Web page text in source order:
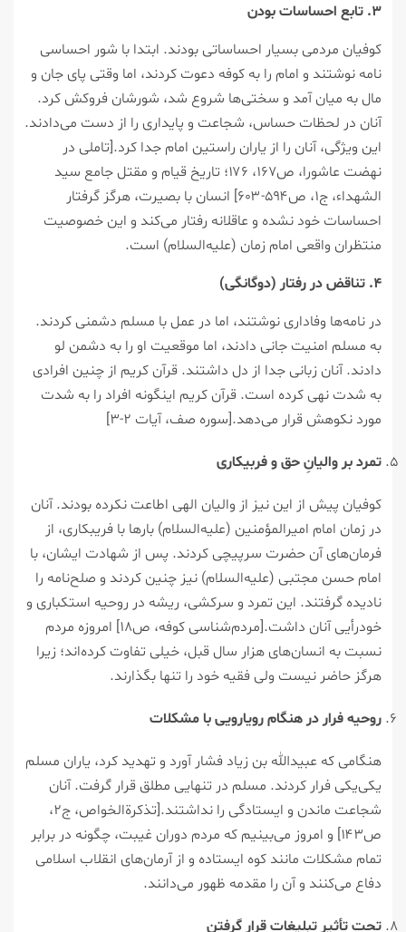
۳. تابع احساسات بودن
کوفیان مردمی بسیار احساساتی بودند. ابتدا با شور احساسی
نامه نوشتند و امام را به کوفه دعوت کردند، اما وقتی پای جان و
مال به میان آمد و سختی‌ها شروع شد، شورشان فروکش کرد.
آنان در لحظات حساس، شجاعت و پایداری را از دست می‌دادند.
این ویژگی، آنان را از یاران راستین امام جدا کرد.[تاملی در
نهضت عاشورا، ص۱۶۷، ۱۷۶؛ تاریخ قیام و مقتل جامع سید
الشهداء، ج۱، ص۵۹۴-۶۰۳] انسان با بصیرت، هرگز گرفتار
احساسات خود نشده و عاقلانه رفتار می‌کند و این خصوصیت
منتظران واقعی امام زمان (علیه‌السلام) است.
۴. تناقض در رفتار (دوگانگی)
در نامه‌ها وفاداری نوشتند، اما در عمل با مسلم دشمنی کردند.
به مسلم امنیت جانی دادند، اما موقعیت او را به دشمن لو
دادند. آنان زبانی جدا از دل داشتند. قرآن کریم از چنین افرادی
به شدت نهی کرده است. قرآن کریم اینگونه افراد را به شدت
مورد نکوهش قرار می‌دهد.[سوره صف، آیات ۲-۳]
تمرد بر والیانِ حق و فربیکاری
کوفیان پیش از این نیز از والیان الهی اطاعت نکرده بودند. آنان
در زمان امام امیرالمؤمنین (علیه‌السلام) بارها با فریبکاری، از
فرمان‌های آن حضرت سرپیچی کردند. پس از شهادت ایشان، با
امام حسن مجتبی (علیه‌السلام) نیز چنین کردند و صلح‌نامه را
نادیده گرفتند. این تمرد و سرکشی، ریشه در روحیه استکباری و
خودرأیی آنان داشت.[مردم‌شناسی کوفه، ص۱۸] امروزه مردم
نسبت به انسان‌های هزار سال قبل، خیلی تفاوت کرده‌اند؛ زیرا
هرگز حاضر نیست ولی فقیه خود را تنها بگذارند.
روحیه فرار در هنگام رویارویی با مشکلات
هنگامی که عبیدالله بن زیاد فشار آورد و تهدید کرد، یاران مسلم
یکی‌یکی فرار کردند. مسلم در تنهایی مطلق قرار گرفت. آنان
شجاعت ماندن و ایستادگی را نداشتند.[تذکرةالخواص، ج۲،
ص۱۴۳] و امروز می‌بینیم که مردم دوران غیبت، چگونه در برابر
تمام مشکلات مانند کوه ایستاده و از آرمان‌های انقلاب اسلامی
دفاع می‌کنند و آن را مقدمه ظهور می‌دانند.
تحت تأثیر تبلیغات قرار گرفتن